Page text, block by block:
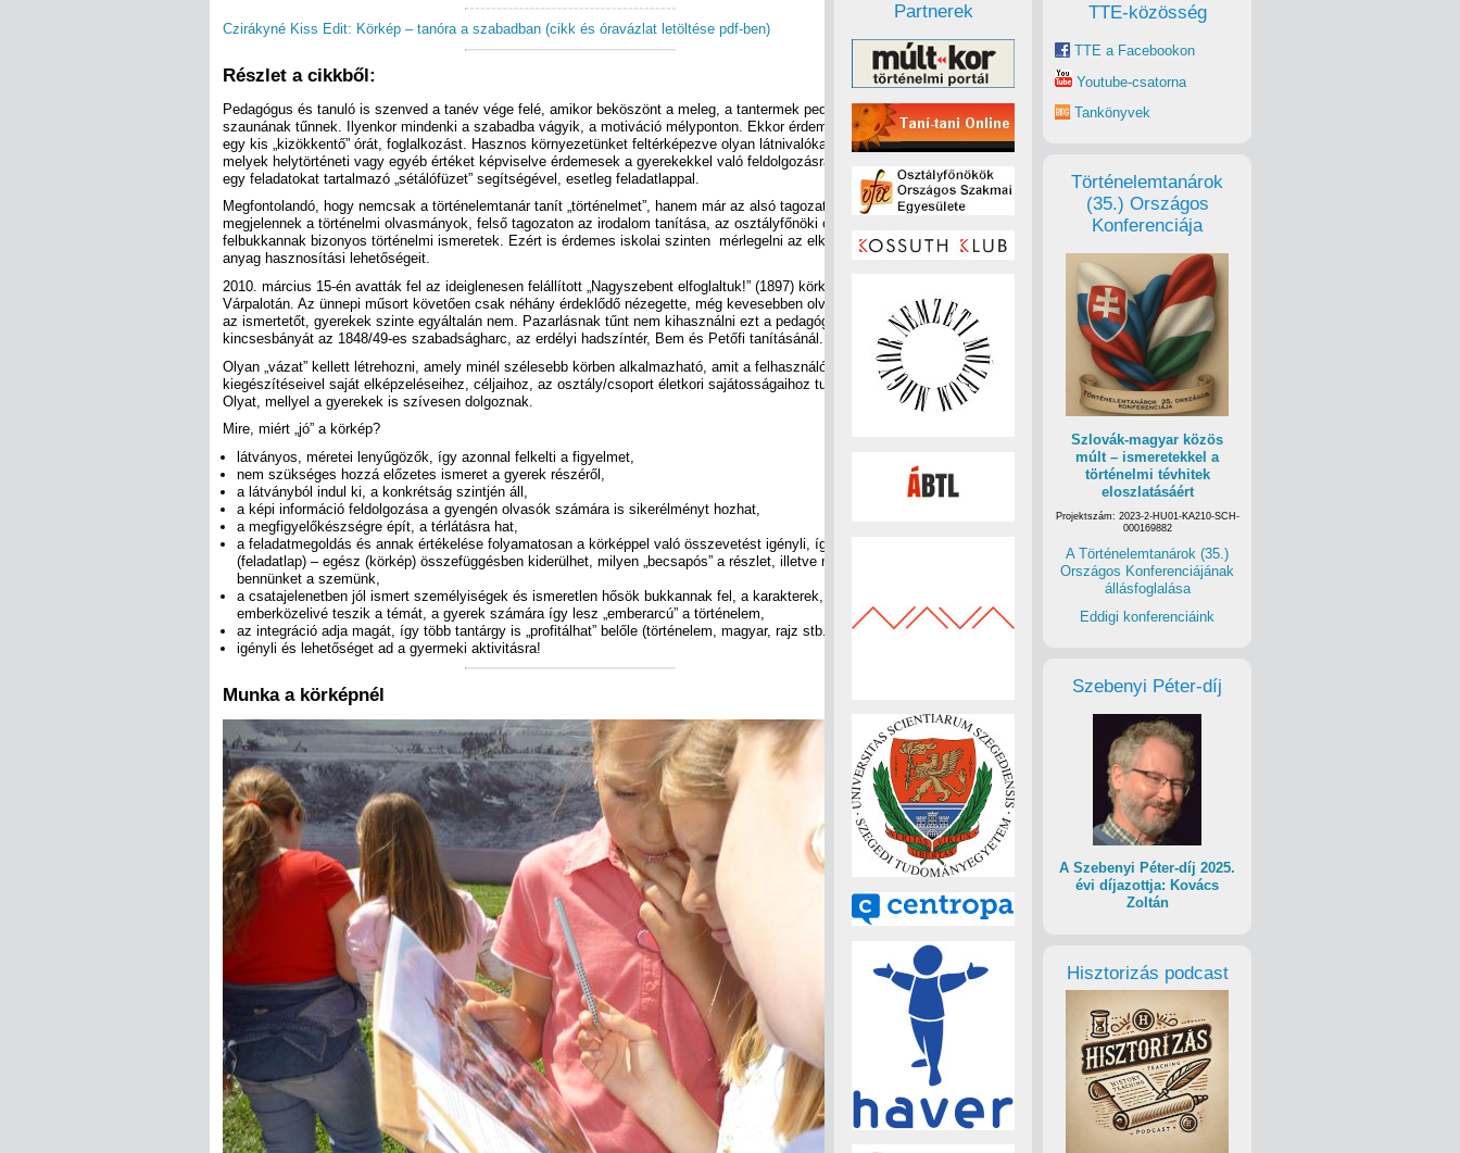
Czirákyné Kiss Edit: Körkép – tanóra a szabadban (cikk és óravázlat letöltése pdf-ben)
Részlet a cikkből:
Pedagógus és tanuló is szenved a tanév vége felé, amikor beköszönt a meleg, a tantermek pedig többnyire
szaunának tűnnek. Ilyenkor mindenki a szabadba vágyik, a motiváció mélyponton. Ekkor érdemes beiktatni
egy kis „kizökkentő” órát, foglalkozást. Hasznos környezetünket feltérképezve olyan látnivalókat felkeresni,
melyek helytörténeti vagy egyéb értéket képviselve érdemesek a gyerekekkel való feldolgozásra. Ez történhet
egy feladatokat tartalmazó „sétálófüzet” segítségével, esetleg feladatlappal.
Megfontolandó, hogy nemcsak a történelemtanár tanít „történelmet”, hanem már az alsó tagozaton
megjelennek a történelmi olvasmányok, felső tagozaton az irodalom tanítása, az osztályfőnöki órák során is
felbukkannak bizonyos történelmi ismeretek. Ezért is érdemes iskolai szinten mérlegelni az elkészítendő
anyag hasznosítási lehetőségeit.
2010. március 15-én avatták fel az ideiglenesen felállított „Nagyszebent elfoglaltuk!” (1897) körképet
Várpalotán. Az ünnepi műsort követően csak néhány érdeklődő nézegette, még kevesebben olvasgatták róla
az ismertetőt, gyerekek szinte egyáltalán nem. Pazarlásnak tűnt nem kihasználni ezt a pedagógiai
kincsesbányát az 1848/49-es szabadságharc, az erdélyi hadszíntér, Bem és Petőfi tanításánál.
Olyan „vázat” kellett létrehozni, amely minél szélesebb körben alkalmazható, amit a felhasználó pedagógus
kiegészítéseivel saját elképzeléseihez, céljaihoz, az osztály/csoport életkori sajátosságaihoz tud igazítani.
Olyat, mellyel a gyerekek is szívesen dolgoznak.
Mire, miért „jó” a körkép?
látványos, méretei lenyűgözők, így azonnal felkelti a figyelmet,
nem szükséges hozzá előzetes ismeret a gyerek részéről,
a látványból indul ki, a konkrétság szintjén áll,
a képi információ feldolgozása a gyengén olvasók számára is sikerélményt hozhat,
a megfigyelőkészségre épít, a térlátásra hat,
a feladatmegoldás és annak értékelése folyamatosan a körképpel való összevetést igényli, így a rész
(feladatlap) – egész (körkép) összefüggésben kiderülhet, milyen „becsapós” a részlet, illetve megcsalhat
bennünket a szemünk,
a csatajelenetben jól ismert személyiségek és ismeretlen hősök bukkannak fel, a karakterek, sorsok
emberközelivé teszik a témát, a gyerek számára így lesz „emberarcú” a történelem,
az integráció adja magát, így több tantárgy is „profitálhat” belőle (történelem, magyar, rajz stb.),
igényli és lehetőséget ad a gyermeki aktivitásra!
Munka a körképnél
TTE-közösség
TTE a Facebookon
Youtube-csatorna
Tankönyvek
Történelemtanárok
(35.) Országos
Konferenciája
Szlovák-magyar közös
múlt – ismeretekkel a
történelmi tévhitek
eloszlatásáért
Projektszám: 2023-2-HU01-KA210-SCH-
000169882
A Történelemtanárok (35.)
Országos Konferenciájának
állásfoglalása
Eddigi konferenciáink
Szebenyi Péter-díj
A Szebenyi Péter-díj 2025.
évi díjazottja: Kovács
Zoltán
Hisztorizás podcast
Partnerek